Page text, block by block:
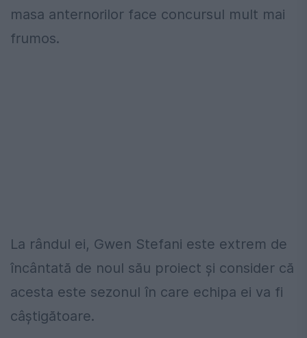
masa anternorilor face concursul mult mai
frumos.
La rândul ei, Gwen Stefani este extrem de
încântată de noul său proiect și consider că
acesta este sezonul în care echipa ei va fi
câștigătoare.